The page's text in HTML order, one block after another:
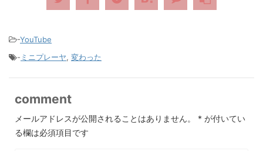
-YouTube
- ミニプレーヤ, 変わった
comment
メールアドレスが公開されることはありません。 * が付いてい
る欄は必須項目です